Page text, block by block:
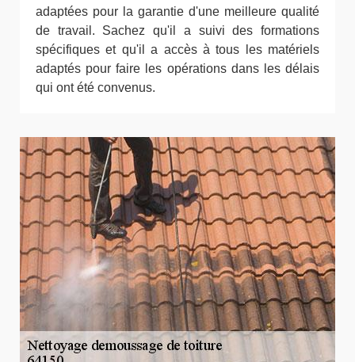
adaptées pour la garantie d'une meilleure qualité
de travail. Sachez qu'il a suivi des formations
spécifiques et qu'il a accès à tous les matériels
adaptés pour faire les opérations dans les délais
qui ont été convenus.